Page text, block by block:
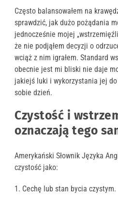
Często balansowałem na
sprawdzić, jak dużo pożądania
jednocześnie mojej
że nie podjąłem decyzji o
wciąż z nim igrałem. Standard
obecnie jest mi bliski nie daje
jakiejś luki i wykorzystania jej
sobie dzień.
Czystość i
oznaczają tego
Amerykański Słownik Języka
czystość jako:
1. Cechę lub stan bycia czystym.